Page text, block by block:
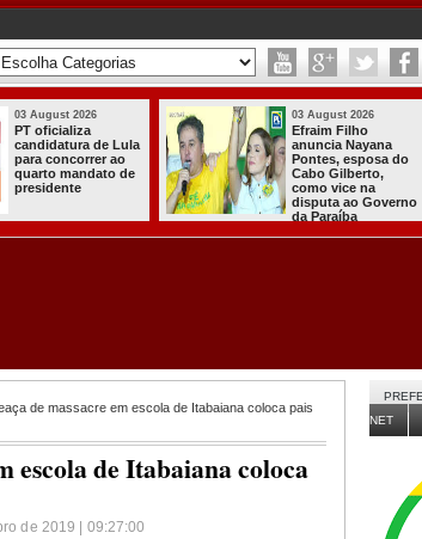
03 August 2026
PT oficializa
candidatura de Lula
para concorrer ao
quarto mandato de
presidente
03 August 2026
Efraim Filho
anuncia Nayana
Pontes, esposa do
Cabo Gilberto,
como vice na
disputa ao Governo
da Paraíba
de massacre em escola de Itabaiana coloca pais
escola de Itabaiana coloca
de 2019 | 09:27:00
NET